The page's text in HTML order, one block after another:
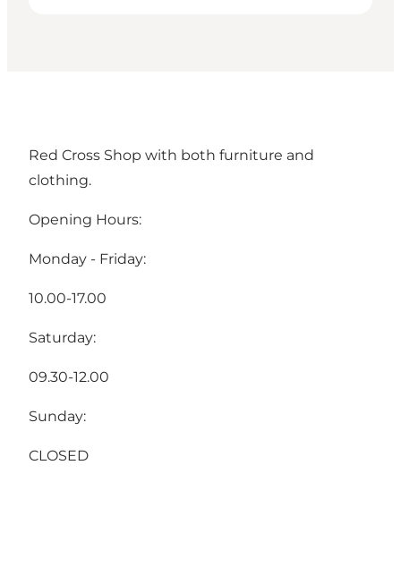
Red Cross Shop with both furniture and
clothing.
Opening Hours:
Monday - Friday:
10.00-17.00
Saturday:
09.30-12.00
Sunday:
CLOSED